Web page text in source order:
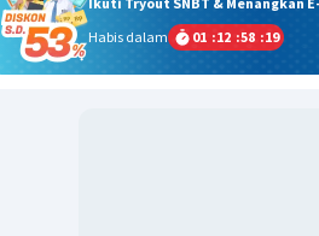
Habis dalam
01 :12 :58 :19